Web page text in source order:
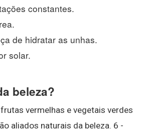
constantes.
de hidratar as unhas.
solar.
beleza?
frutas vermelhas e vegetais verdes
aliados naturais da beleza. 6 -